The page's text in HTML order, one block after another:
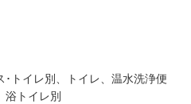
･トイレ別、トイレ、温水洗浄便
浴トイレ別